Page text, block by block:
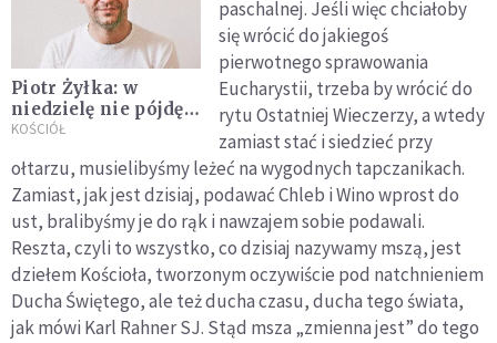
Piotr Żyłka: w
niedzielę nie pójdę
na Mszę. I zachęcam
tak samo
KOŚCIÓŁ
paschalnej. Jeśli więc chciałoby
się wrócić do jakiegoś
pierwotnego sprawowania
Eucharystii, trzeba by wrócić do
rytu Ostatniej Wieczerzy, a wtedy
zamiast stać i siedzieć przy
ołtarzu, musielibyśmy leżeć na wygodnych tapczanikach.
Zamiast, jak jest dzisiaj, podawać Chleb i Wino wprost do
ust, bralibyśmy je do rąk i nawzajem sobie podawali.
Reszta, czyli to wszystko, co dzisiaj nazywamy mszą, jest
dziełem Kościoła, tworzonym oczywiście pod natchnieniem
Ducha Świętego, ale też ducha czasu, ducha tego świata,
jak mówi Karl Rahner SJ. Stąd msza „zmienna jest” do tego